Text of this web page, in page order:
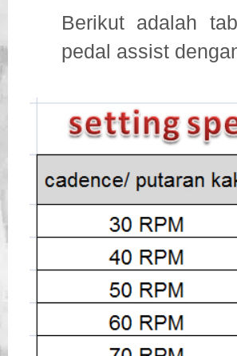
Berikut adalah
pedal assist